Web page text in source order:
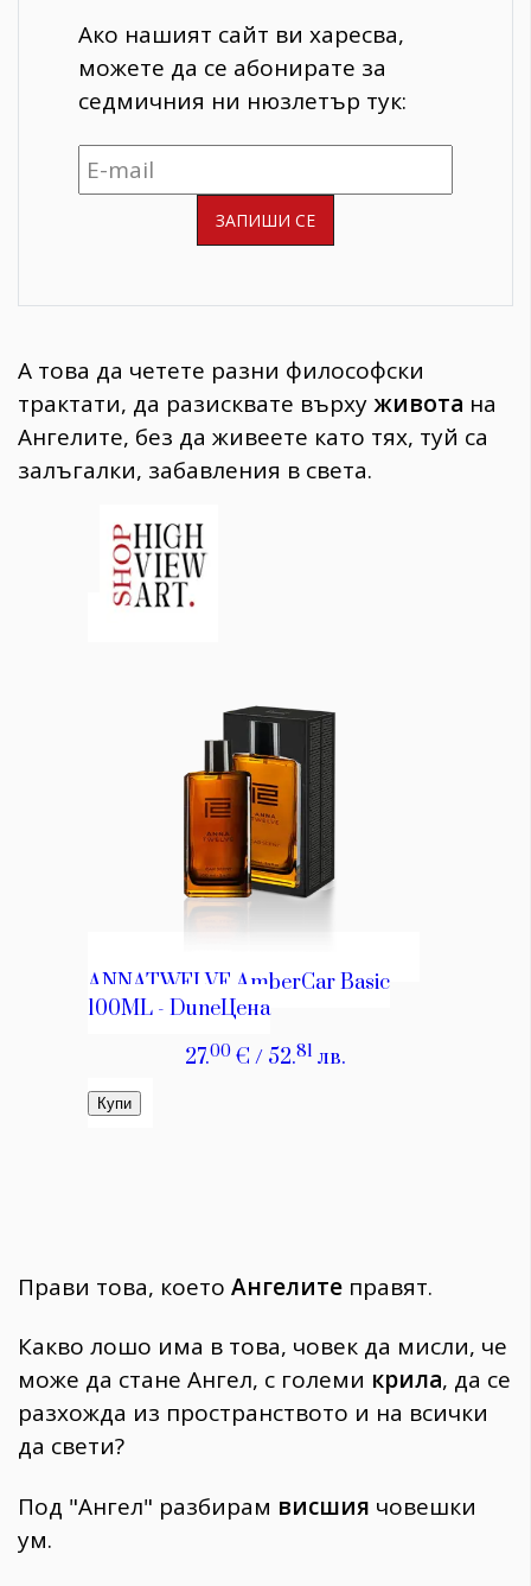
Ако нашият сайт ви харесва,
можете да се абонирате за
седмичния ни нюзлетър тук:
А това да четете разни философски
трактати, да разисквате върхуживота на
Ангелите, без да живеете като тях, туй са
залъгалки, забавления в света.
Прави това, което Ангелите правят.
Какво лошо има в това, човек да мисли, че
може да стане Ангел, с големи крила, да се
разхожда из пространството и на всички
да свети?
Под "Ангел" разбирам висшия човешки
ум.